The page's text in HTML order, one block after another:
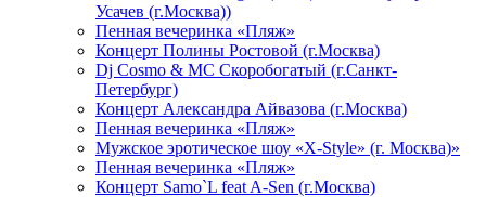
Усачев (г.Москва))
Пенная вечеринка «Пляж»
Концерт Полины Ростовой (г.Москва)
Dj Cosmo & МС Скоробогатый (г.Санкт-
Петербург)
Концерт Александра Айвазова (г.Москва)
Пенная вечеринка «Пляж»
Мужское эротическое шоу «X-Style» (г. Москва)»
Пенная вечеринка «Пляж»
Концерт Samo`L feat A-Sen (г.Москва)